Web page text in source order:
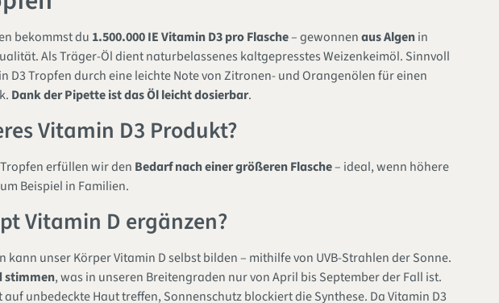
bekommst du 1.500.000 IE Vitamin D3 pro Flasche– gewonnenaus Algenin
Als Träger-Öl dient naturbelassenes kaltgepresstes Weizenkeimöl. Sinnvoll
D3 Tropfen durch eine leichte Note von Zitronen- und Orangenölen für einen
Dank der Pipette ist das Öl leicht dosierbar.
Vitamin D3 Produkt?
erfüllen wir den Bedarf nach einer größeren Flasche– ideal, wenn höhere
Beispiel in Familien.
Vitamin D ergänzen?
unser Körper Vitamin D selbst bilden – mithilfe von UVB-Strahlen der Sonne.
stimmen, was in unseren Breitengraden nur von April bis September der Fall ist.
unbedeckte Haut treffen, Sonnenschutz blockiert die Synthese. Da Vitamin D3